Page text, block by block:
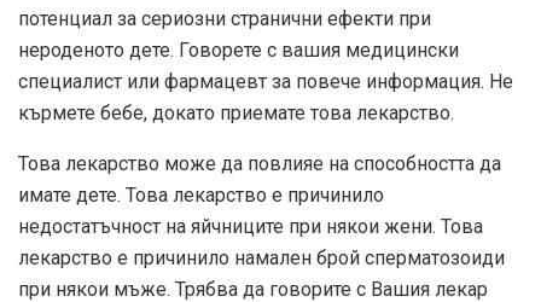
потенциал за сериозни странични ефекти при
нероденото дете. Говорете с вашия медицински
специалист или фармацевт за повече информация. Не
кърмете бебе, докато приемате това лекарство.
Това лекарство може да повлияе на способността да
имате дете. Това лекарство е причинило
недостатъчност на яйчниците при някои жени. Това
лекарство е причинило намален брой сперматозоиди
при някои мъже. Трябва да говорите с Вашия лекар